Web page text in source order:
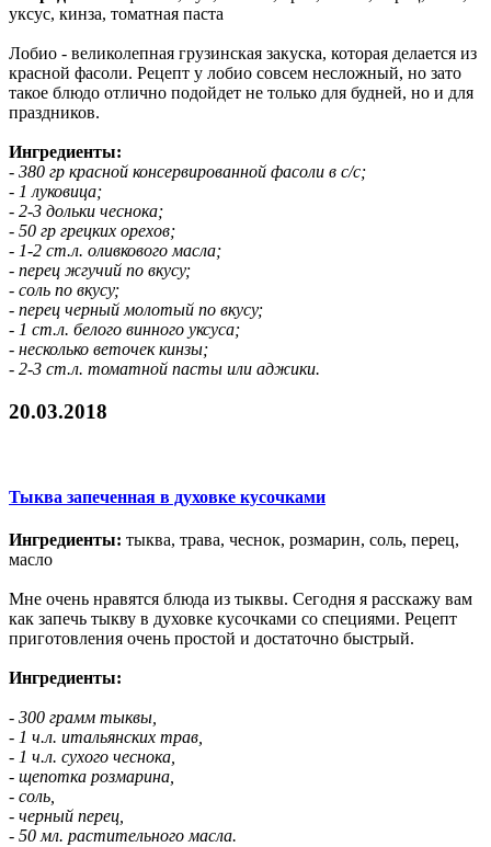
уксус, кинза, томатная паста
Лобио - великолепная грузинская закуска, которая делается из
красной фасоли. Рецепт у лобио совсем несложный, но зато
такое блюдо отлично подойдет не только для будней, но и для
праздников.
Ингредиенты:
- 380 гр красной консервированной фасоли в с/с;
- 1 луковица;
- 2-3 дольки чеснока;
- 50 гр грецких орехов;
- 1-2 ст.л. оливкового масла;
- перец жгучий по вкусу;
- соль по вкусу;
- перец черный молотый по вкусу;
- 1 ст.л. белого винного уксуса;
- несколько веточек кинзы;
- 2-3 ст.л. томатной пасты или аджики.
20.03.2018
Тыква запеченная в духовке кусочками
Ингредиенты: тыква, трава, чеснок, розмарин, соль, перец,
масло
Мне очень нравятся блюда из тыквы. Сегодня я расскажу вам
как запечь тыкву в духовке кусочками со специями. Рецепт
приготовления очень простой и достаточно быстрый.
Ингредиенты:
- 300 грамм тыквы,
- 1 ч.л. итальянских трав,
- 1 ч.л. сухого чеснока,
- щепотка розмарина,
- соль,
- черный перец,
- 50 мл. растительного масла.